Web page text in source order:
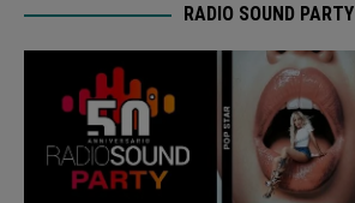
RADIO SOUND PARTY